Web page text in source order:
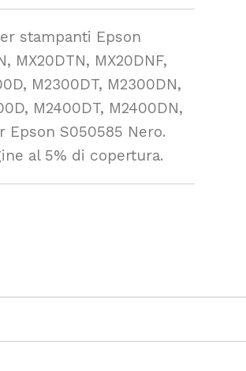
stampanti Epson
MX20DTN, MX20DNF,
M2300DT, M2300DN,
M2400DT, M2400DN,
Epson S050585 Nero.
al 5% di copertura.